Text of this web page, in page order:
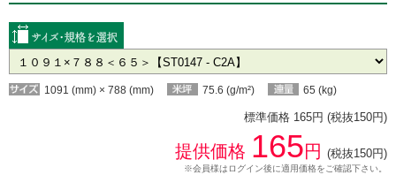
1091 (mm) × 788 (mm) 75.6 (g/m²) 65 (kg)
標準価格 165円 (税抜150円)
提供価格 165円 (税抜150円)
※会員様はログイン後に適用価格をご確認下さい。